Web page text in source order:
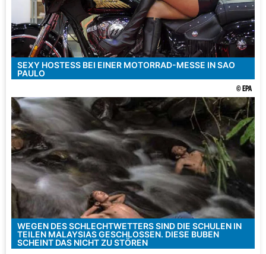
SEXY HOSTESS BEI EINER MOTORRAD-MESSE IN SAO
PAULO
© EPA
WEGEN DES SCHLECHTWETTERS SIND DIE SCHULEN IN
TEILEN MALAYSIAS GESCHLOSSEN. DIESE BUBEN
SCHEINT DAS NICHT ZU STÖREN